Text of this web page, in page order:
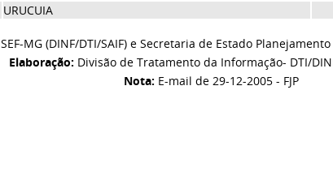
URUCUIA
SEF-MG (DINF/DTI/SAIF) e Secretaria de Estado Planejamento
Elaboração: Divisão de Tratamento da Informação- DTI/
Nota: E-mail de 29-12-2005 - FJP